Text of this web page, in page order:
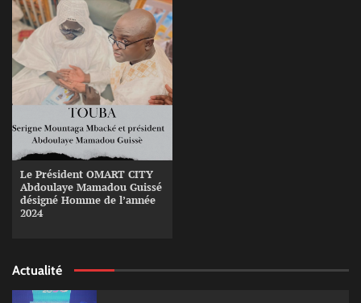
Le Président OMART CITY
Abdoulaye Mamadou Guissé
désigné Homme de l’année
2024
Actualité